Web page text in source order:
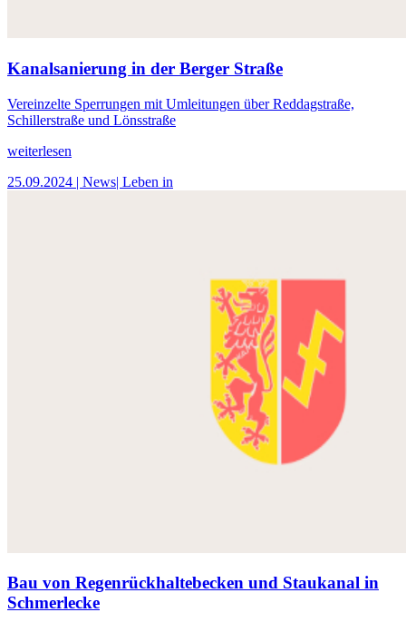
Kanalsanierung in der Berger Straße
Vereinzelte Sperrungen mit Umleitungen über Reddagstraße,
Schillerstraße und Lönsstraße
weiterlesen
25.09.2024 | News| Leben in
Bau von Regenrückhaltebecken und Staukanal in
Schmerlecke